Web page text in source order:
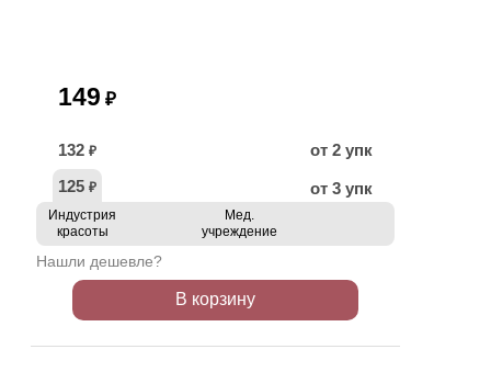
149 ₽
132 ₽
от 2 упк
125 ₽ от 3 упк
Индустрия
красоты
Мед.
учреждение
Нашли дешевле?
В корзину